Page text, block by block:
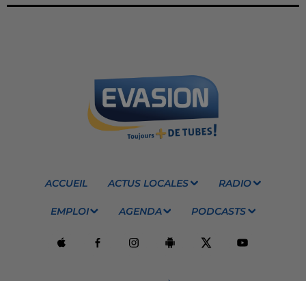
ACCUEIL ACTUS LOCALES RADIO
EMPLOI AGENDA PODCASTS